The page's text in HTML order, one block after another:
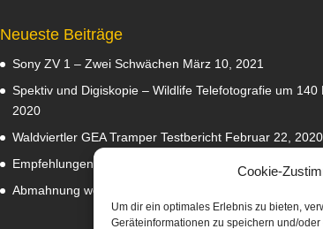
Cookie-
Um dir ein optimales Erlebnis zu bieten,
Geräteinformationen zu speichern und/
Neueste Beiträge
Sony ZV 1 – Zwei Schwächen März 10, 2021
Spektiv und Digiskopie – Wildlife Telefotografie um 140
2020
Waldviertler GEA Tramper Testbericht Februar 22, 2020
Empfehlungen
Abmahnung wegen Fotos